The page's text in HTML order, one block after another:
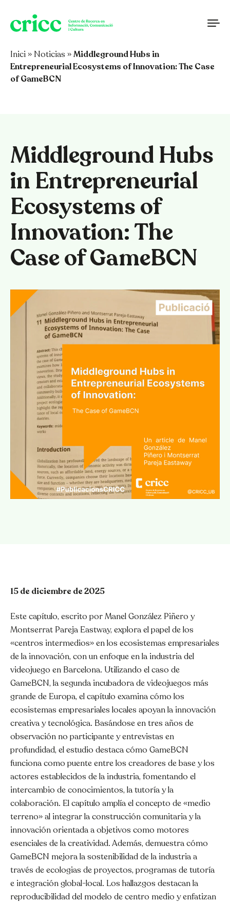
Saltar al contenido
Inici » Noticias »Middleground Hubs in
Entrepreneurial Ecosystems of Innovation: The Case
of GameBCN
Middleground Hubs
in Entrepreneurial
Ecosystems of
Innovation: The
Case of GameBCN
15 de diciembre de 2025
Este capítulo, escrito por Manel González Piñero y
Montserrat Pareja Eastway, explora el papel de los
«centros intermedios» en los ecosistemas empresariales
de la innovación, con un enfoque en la industria del
videojuego en Barcelona. Utilizando el caso de
GameBCN, la segunda incubadora de videojuegos más
grande de Europa, el capítulo examina cómo los
ecosistemas empresariales locales apoyan la innovación
creativa y tecnológica. Basándose en tres años de
observación no participante y entrevistas en
profundidad, el estudio destaca cómo GameBCN
funciona como puente entre los creadores de base y los
actores establecidos de la industria, fomentando el
intercambio de conocimientos, la tutoría y la
colaboración. El capítulo amplía el concepto de «medio
terreno» al integrar la construcción comunitaria y la
innovación orientada a objetivos como motores
esenciales de la creatividad. Además, demuestra cómo
GameBCN mejora la sostenibilidad de la industria a
través de ecologias de proyectos, programas de tutoría
e integración global-local. Los hallazgos destacan la
reproducibilidad del modelo de centro medio y enfatizan
Català Español English